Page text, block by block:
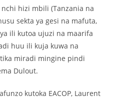
hizi mbili (Tanzania na
sekta ya gesi na mafuta,
ili kutoa ujuzi na maarifa
huu ili kuja kuwa na
miradi mingine pindi
Dulout.
kutoka EACOP, Laurent